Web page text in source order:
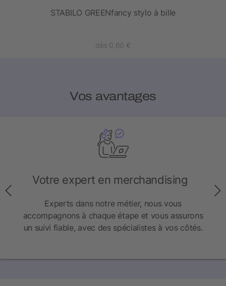
STABILO GREENfancy stylo à bille
dès 0,60 €
Vos avantages
Votre expert en merchandising
Experts dans notre métier, nous vous
accompagnons à chaque étape et vous assurons
un suivi fiable, avec des spécialistes à vos côtés.